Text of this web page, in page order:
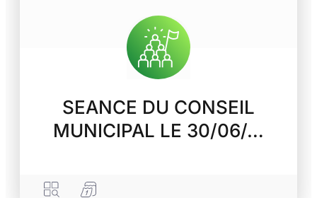
SEANCE DU CONSEIL
MUNICIPAL LE 30/06/…